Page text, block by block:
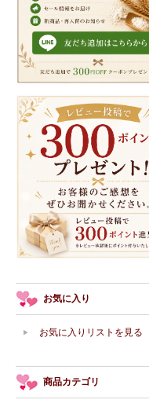
お気に入り
お気に入りリストを見る
商品カテゴリ